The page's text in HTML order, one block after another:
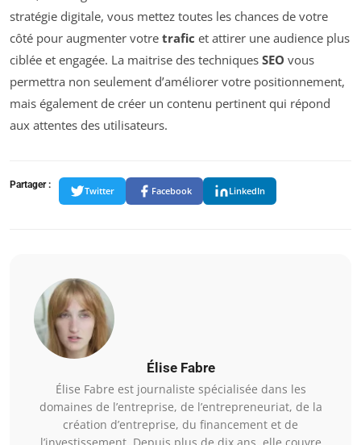
stratégie digitale, vous mettez toutes les chances de votre
côté pour augmenter votre trafic et attirer une audience plus
ciblée et engagée. La maitrise des techniques SEO vous
permettra non seulement d’améliorer votre positionnement,
mais également de créer un contenu pertinent qui répond
aux attentes des utilisateurs.
Partager :
Twitter Facebook LinkedIn
Élise Fabre
Élise Fabre est journaliste spécialisée dans les
domaines de l’entreprise, de l’entrepreneuriat, de la
création d’entreprise, du financement et de
l’investissement. Depuis plus de dix ans, elle couvre